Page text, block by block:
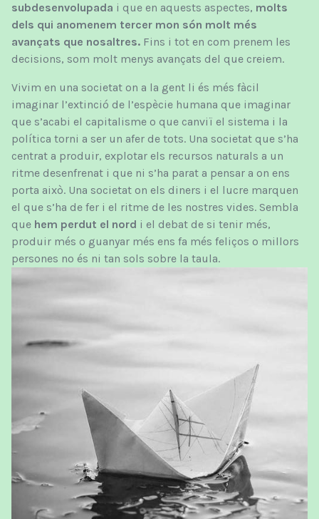
subdesenvolupada i que en aquests aspectes, molts
dels qui anomenem tercer mon són molt més
avançats que nosaltres. Fins i tot en com prenem les
decisions, som molt menys avançats del que creiem.
Vivim en una societat on a la gent li és més fàcil
imaginar l’extinció de l’espècie humana que imaginar
que s’acabi el capitalisme o que canviï el sistema i la
política torni a ser un afer de tots. Una societat que s’ha
centrat a produir, explotar els recursos naturals a un
ritme desenfrenat i que ni s’ha parat a pensar a on ens
porta això. Una societat on els diners i el lucre marquen
el que s’ha de fer i el ritme de les nostres vides. Sembla
que hem perdut el nord i el debat de si tenir més,
produir més o guanyar més ens fa més feliços o millors
persones no és ni tan sols sobre la taula.